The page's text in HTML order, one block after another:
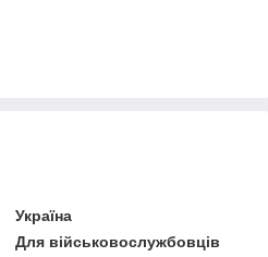
Україна
Для військовослужбовців